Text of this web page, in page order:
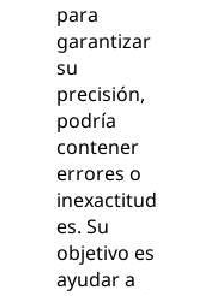
para
garantizar
su
precisión,
podría
contener
errores o
inexactitud
es. Su
objetivo es
ayudar a